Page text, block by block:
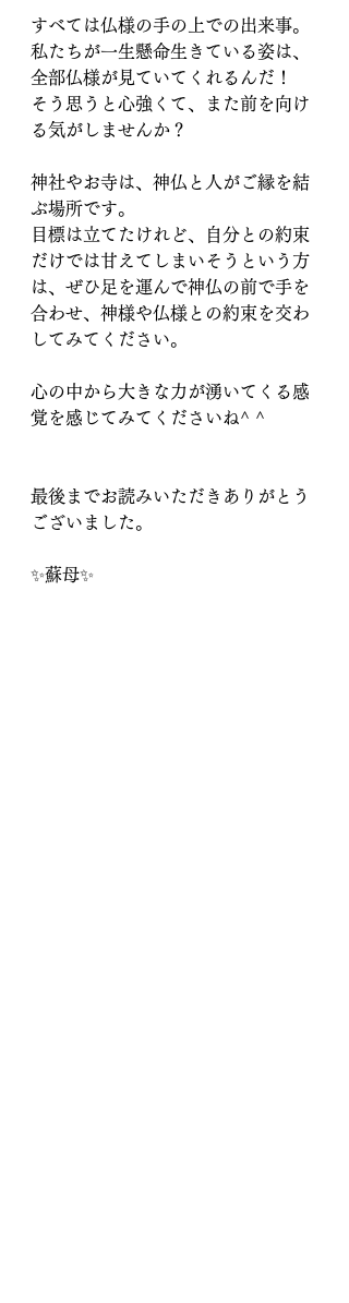
すべては仏様の手の上での出来事。
私たちが一生懸命生きている姿は、
全部仏様が見ていてくれるんだ！
そう思うと心強くて、また前を向け
る気がしませんか？
神社やお寺は、神仏と人がご縁を結
ぶ場所です。
目標は立てたけれど、自分との約束
だけでは甘えてしまいそうという方
は、ぜひ足を運んで神仏の前で手を
合わせ、神様や仏様との約束を交わ
してみてください。
心の中から大きな力が湧いてくる感
覚を感じてみてくださいね^ ^
最後までお読みいただきありがとう
ございました。
✨蘇母✨